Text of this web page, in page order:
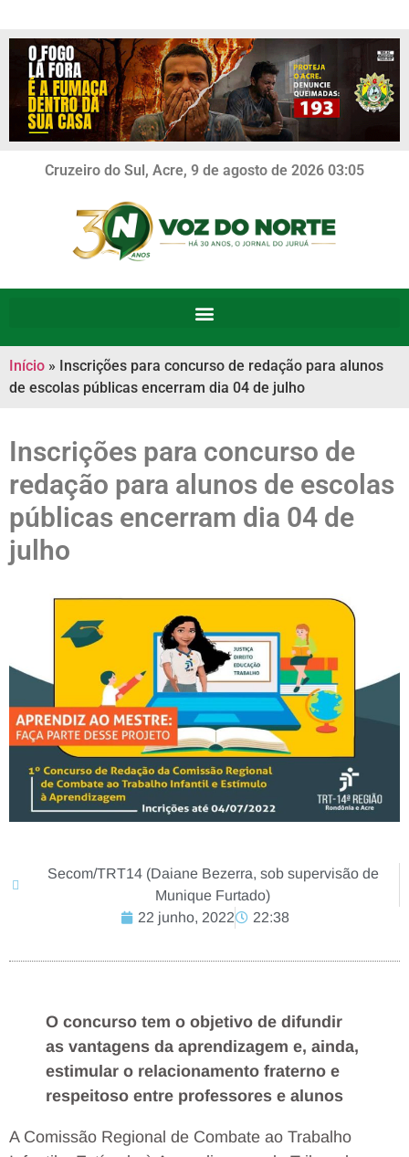
Cruzeiro do Sul, Acre, 9 de agosto de 2026 03:05
Início » Inscrições para concurso de redação para alunos
de escolas públicas encerram dia 04 de julho
Inscrições para concurso de
redação para alunos de escolas
públicas encerram dia 04 de
julho
Secom/TRT14 (Daiane Bezerra, sob supervisão de
Munique Furtado)
22 junho, 2022
22:38
O concurso tem o objetivo de difundir
as vantagens da aprendizagem e, ainda,
estimular o relacionamento fraterno e
respeitoso entre professores e alunos
A Comissão Regional de Combate ao Trabalho